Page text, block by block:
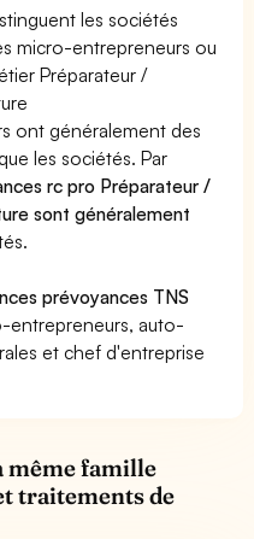
les sociétés
micro-entrepreneurs ou
Préparateur /
ont généralement des
les sociétés. Par
rc pro Préparateur /
sont généralement
prévoyances TNS
entrepreneurs, auto-
et chef d'entreprise
même famille
traitements de